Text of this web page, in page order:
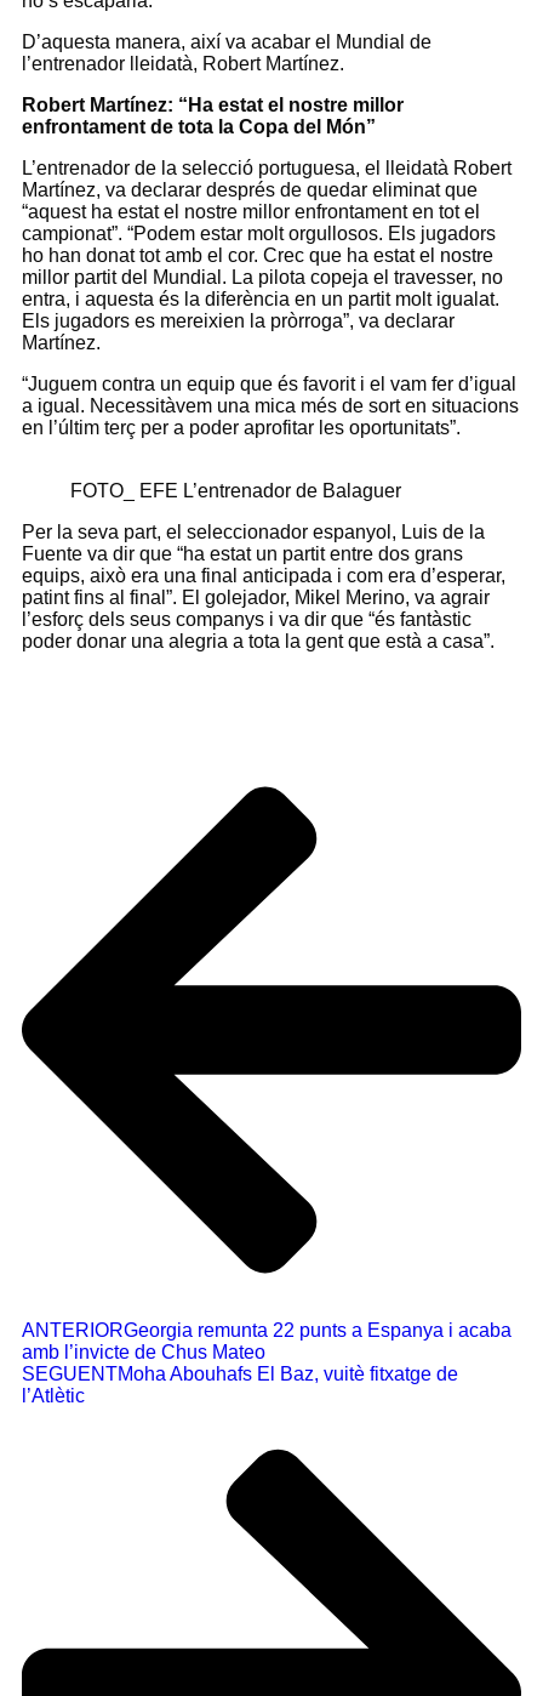
D’aquesta manera, així va acabar el Mundial de
l’entrenador lleidatà, Robert Martínez.
Robert Martínez: “Ha estat el nostre millor
enfrontament de tota la Copa del Món”
L’entrenador de la selecció portuguesa, el lleidatà Robert
Martínez, va declarar després de quedar eliminat que
“aquest ha estat el nostre millor enfrontament en tot el
campionat”. “Podem estar molt orgullosos. Els jugadors
ho han donat tot amb el cor. Crec que ha estat el nostre
millor partit del Mundial. La pilota copeja el travesser, no
entra, i aquesta és la diferència en un partit molt igualat.
Els jugadors es mereixien la pròrroga”, va declarar
Martínez.
“Juguem contra un equip que és favorit i el vam fer d’igual
a igual. Necessitàvem una mica més de sort en situacions
en l’últim terç per a poder aprofitar les oportunitats”.
FOTO_ EFE L’entrenador de Balaguer
Per la seva part, el seleccionador espanyol, Luis de la
Fuente va dir que “ha estat un partit entre dos grans
equips, això era una final anticipada i com era d’esperar,
patint fins al final”. El golejador, Mikel Merino, va agrair
l’esforç dels seus companys i va dir que “és fantàstic
poder donar una alegria a tota la gent que està a casa”.
ANTERIORGeorgia remunta 22 punts a Espanya i acaba
amb l’invicte de Chus Mateo
SEGUENTMoha Abouhafs El Baz, vuitè fitxatge de
l’Atlètic